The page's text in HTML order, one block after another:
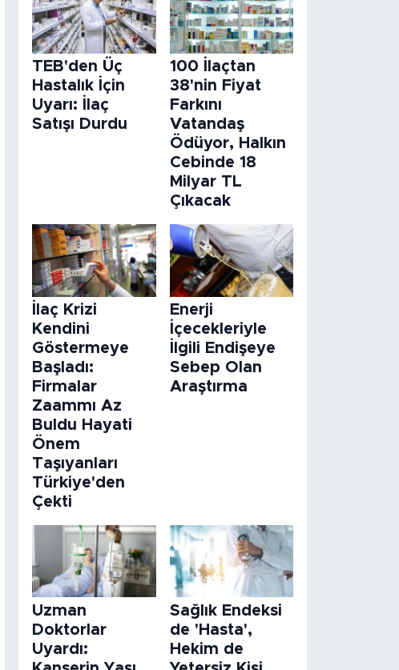
TEB'den Üç
Hastalık İçin
Uyarı: İlaç
Satışı Durdu
100 İlaçtan
38'nin Fiyat
Farkını
Vatandaş
Ödüyor, Halkın
Cebinde 18
Milyar TL
Çıkacak
İlaç Krizi
Kendini
Göstermeye
Başladı:
Firmalar
Zaammı Az
Buldu Hayati
Önem
Taşıyanları
Türkiye'den
Çekti
Enerji
İçecekleriyle
İlgili Endişeye
Sebep Olan
Araştırma
Uzman
Doktorlar
Uyardı:
Sağlık Endeksi
de 'Hasta',
Hekim de